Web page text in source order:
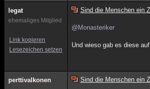
legat
ehemaliges Mitglied
Link kopieren
Lesezeichen setzen
Sind die Menschen ein
@Monasteriker
Und wieso gab es diese
perttivalkonen Sind die Menschen ein